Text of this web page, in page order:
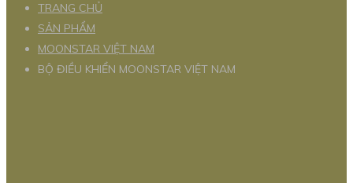
TRANG CHỦ
SẢN PHẨM
MOONSTAR VIỆT NAM
BỘ ĐIỀU KHIỂN MOONSTAR VIỆT NAM